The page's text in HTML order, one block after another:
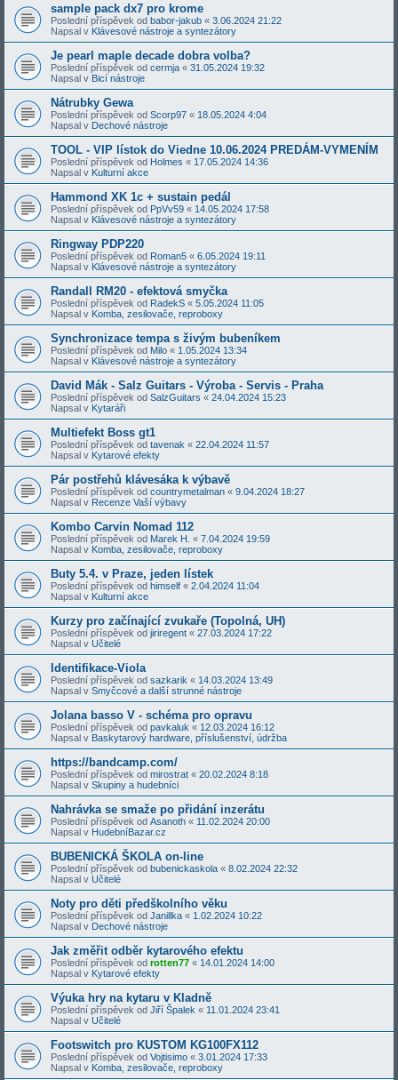
sample pack dx7 pro krome
Poslední příspěvek od babor-jakub « 3.06.2024 21:22
Napsal v Klávesové nástroje a syntezátory
Je pearl maple decade dobra volba?
Poslední příspěvek od cermja « 31.05.2024 19:32
Napsal v Bicí nástroje
Nátrubky Gewa
Poslední příspěvek od Scorp97 « 18.05.2024 4:04
Napsal v Dechové nástroje
TOOL - VIP lístok do Viedne 10.06.2024 PREDÁM-VYMENÍM
Poslední příspěvek od Holmes « 17.05.2024 14:36
Napsal v Kulturní akce
Hammond XK 1c + sustain pedál
Poslední příspěvek od PpVv59 « 14.05.2024 17:58
Napsal v Klávesové nástroje a syntezátory
Ringway PDP220
Poslední příspěvek od Roman5 « 6.05.2024 19:11
Napsal v Klávesové nástroje a syntezátory
Randall RM20 - efektová smyčka
Poslední příspěvek od RadekS « 5.05.2024 11:05
Napsal v Komba, zesilovače, reproboxy
Synchronizace tempa s živým bubeníkem
Poslední příspěvek od Milo « 1.05.2024 13:34
Napsal v Klávesové nástroje a syntezátory
David Mák - Salz Guitars - Výroba - Servis - Praha
Poslední příspěvek od SalzGuitars « 24.04.2024 15:23
Napsal v Kytaráři
Multiefekt Boss gt1
Poslední příspěvek od tavenak « 22.04.2024 11:57
Napsal v Kytarové efekty
Pár postřehů klávesáka k výbavě
Poslední příspěvek od countrymetalman « 9.04.2024 18:27
Napsal v Recenze Vaší výbavy
Kombo Carvin Nomad 112
Poslední příspěvek od Marek H. « 7.04.2024 19:59
Napsal v Komba, zesilovače, reproboxy
Buty 5.4. v Praze, jeden lístek
Poslední příspěvek od himself « 2.04.2024 11:04
Napsal v Kulturní akce
Kurzy pro začínající zvukaře (Topolná, UH)
Poslední příspěvek od jiriregent « 27.03.2024 17:22
Napsal v Učitelé
Identifikace-Viola
Poslední příspěvek od sazkarik « 14.03.2024 13:49
Napsal v Smyčcové a další strunné nástroje
Jolana basso V - schéma pro opravu
Poslední příspěvek od pavkaluk « 12.03.2024 16:12
Napsal v Baskytarový hardware, příslušenství, údržba
https://bandcamp.com/
Poslední příspěvek od mirostrat « 20.02.2024 8:18
Napsal v Skupiny a hudebníci
Nahrávka se smaže po přidání inzerátu
Poslední příspěvek od Asanoth « 11.02.2024 20:00
Napsal v HudebníBazar.cz
BUBENICKÁ ŠKOLA on-line
Poslední příspěvek od bubenickaskola « 8.02.2024 22:32
Napsal v Učitelé
Noty pro děti předškolního věku
Poslední příspěvek od Janillka « 1.02.2024 10:22
Napsal v Dechové nástroje
Jak změřit odběr kytarového efektu
Poslední příspěvek od rotten77 « 14.01.2024 14:00
Napsal v Kytarové efekty
Výuka hry na kytaru v Kladně
Poslední příspěvek od Jiří Špalek « 11.01.2024 23:41
Napsal v Učitelé
Footswitch pro KUSTOM KG100FX112
Poslední příspěvek od Vojtisimo « 3.01.2024 17:33
Napsal v Komba, zesilovače, reproboxy